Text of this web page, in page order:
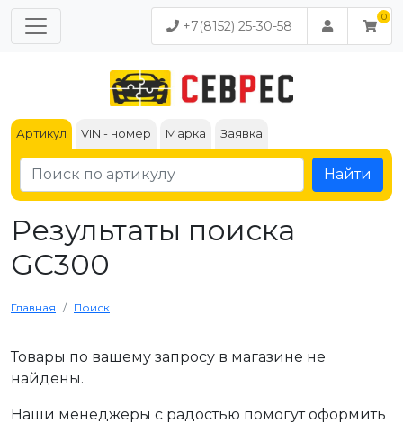
+7(8152) 25-30-58
Артикул VIN - номер Марка Заявка
Найти
Результаты поиска
GC300
Главная Поиск
Товары по вашему запросу в магазине не
найдены.
Наши менеджеры с радостью помогут оформить